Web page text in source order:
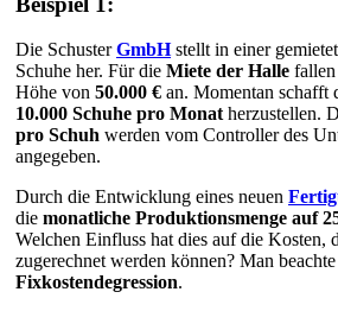
Die SchusterGmbHstellt in einer
Schuhe her. Für die Miete der Halle
Höhe von 50.000 € an. Momentan schafft
10.000 Schuhe pro Monat herzustellen.
pro Schuh werden vom Controller des
angegeben.
Durch die Entwicklung eines neuen
die monatliche Produktionsmenge auf
Welchen Einfluss hat dies auf die Kosten,
zugerechnet werden können? Man
Fixkostendegression.